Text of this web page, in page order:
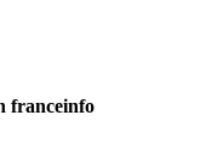
franceinfo